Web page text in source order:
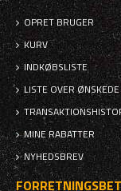
OPRET BRUGER
KURV
INDKØBSLISTE
LISTE OVER
MINE RABATTER
NYHEDSBREV